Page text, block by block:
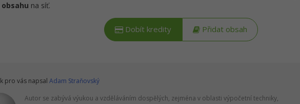
na síť.
Dobít kredity Přidat obsah
pro vás napsal Adam Straňovský
Autor se zabývá výukou a vzděláváním dospělých, zejména v oblasti výpočetní techniky,